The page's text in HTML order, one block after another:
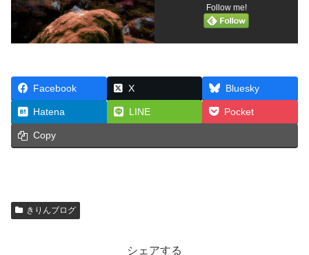
Follow me!
Facebook X Bluesky
Hatena LINE Pocket
Copy
きりんブログ
シェアする